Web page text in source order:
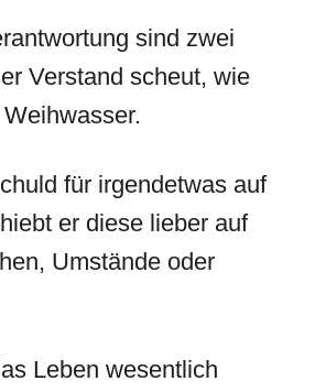
sind zwei
Verstand scheut, wie
für irgendetwas auf
er diese lieber auf
Umstände oder
Leben wesentlich